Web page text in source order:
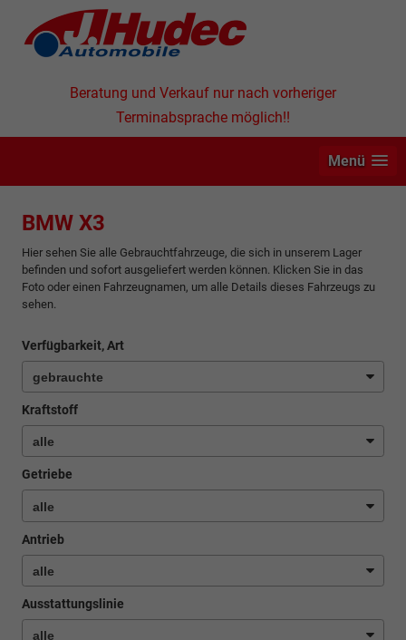
Beratung und Verkauf nur nach vorheriger
Terminabsprache möglich!!
Menü
BMW X3
Hier sehen Sie alle Gebrauchtfahrzeuge, die sich in unserem Lager
befinden und sofort ausgeliefert werden können. Klicken Sie in das
Foto oder einen Fahrzeugnamen, um alle Details dieses Fahrzeugs zu
sehen.
Verfügbarkeit, Art
Kraftstoff
Getriebe
Antrieb
Ausstattungslinie